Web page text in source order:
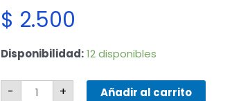
$ 2.500
Disponibilidad:12 disponibles
-
Xiaomi
MI
Lite
cantidad
+
Añadir al carrito